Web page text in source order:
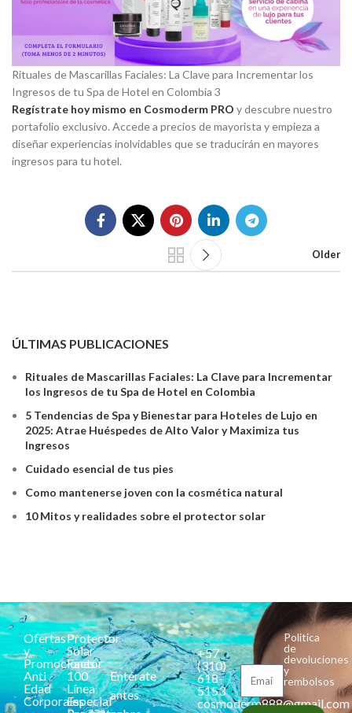
Rituales de Mascarillas Faciales: La Clave para Incrementar los
Ingresos de tu Spa de Hotel en Colombia 3
Regístrate hoy mismo en Cosmoderm PRO y descubre nuestro
portafolio exclusivo. Accede a precios de mayorista y empieza a
diseñar experiencias inolvidables que se traducirán en mayores
ingresos para tu hotel.
Older
ÚLTIMAS PUBLICACIONES
Rituales de Mascarillas Faciales: La Clave para Incrementar
los Ingresos de tu Spa de Hotel en Colombia
5 Tendencias de Spa y Bienestar para Hoteles de Lujo en
2025: Atrae Huéspedes de Alto Valor y Maximiza tus
Ingresos
Cuidado esencial de tus pies
Como mantenerse joven con la cosmética natural
10 Mitos y realidades sobre el protector solar
Ofertas
y
Promociones
Anti
Edad
Corporales
Protector
Solar
Factor
100
Línea
Especial
Entérate
antes
+57
(310)
618-
5153
cosmoderm888@gmail.com
Politica
de
devoluciones
y
rembolsos